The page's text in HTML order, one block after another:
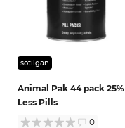
sotilgan
Animal Pak 44 pack 25%
Less Pills
0